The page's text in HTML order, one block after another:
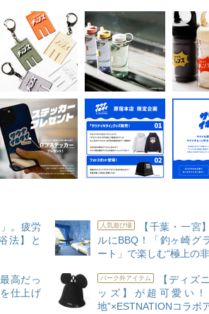
。疲労
法】と
人気遊び場
【千葉・一宮
ルにBBQ！「釣ヶ崎グ
ート」で楽しむ“極上の
高だっ
仕上げ
パーク外アイテム
【ディズ
ッズ】が超可愛い
地”×ESTNATIONコラボ